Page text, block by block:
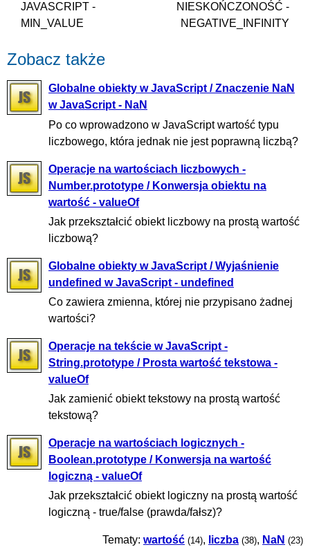
JAVASCRIPT -
MIN_VALUE
NIESKOŃCZONOŚĆ -
NEGATIVE_INFINITY
Zobacz także
Globalne obiekty w JavaScript / Znaczenie NaN
w JavaScript - NaN
Po co wprowadzono w JavaScript wartość typu
liczbowego, która jednak nie jest poprawną liczbą?
Operacje na wartościach liczbowych -
Number.prototype / Konwersja obiektu na
wartość - valueOf
Jak przekształcić obiekt liczbowy na prostą wartość
liczbową?
Globalne obiekty w JavaScript / Wyjaśnienie
undefined w JavaScript - undefined
Co zawiera zmienna, której nie przypisano żadnej
wartości?
Operacje na tekście w JavaScript -
String.prototype / Prosta wartość tekstowa -
valueOf
Jak zamienić obiekt tekstowy na prostą wartość
tekstową?
Operacje na wartościach logicznych -
Boolean.prototype / Konwersja na wartość
logiczną - valueOf
Jak przekształcić obiekt logiczny na prostą wartość
logiczną - true/false (prawda/fałsz)?
Tematy: wartość (14), liczba (38), NaN (23)